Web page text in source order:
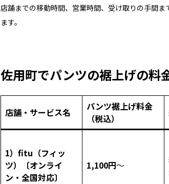
店舗までの移動時間、営業時間、受け取りの手間
ます。
佐用町でパンツの裾上げの料
店舗・サービス名
パンツ裾上げ料金
（税込）
1）fitu（フィッ
ツ）〔オンライ
ン・全国対応〕
1,100円～